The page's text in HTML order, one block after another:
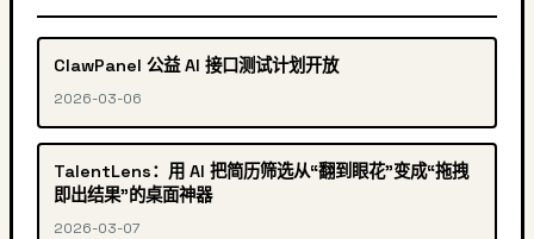
ClawPanel 公益 AI 接口测试计划开放
2026-03-06
TalentLens：用 AI 把简历筛选从“翻到眼花”变成“拖拽
即出结果”的桌面神器
2026-03-07